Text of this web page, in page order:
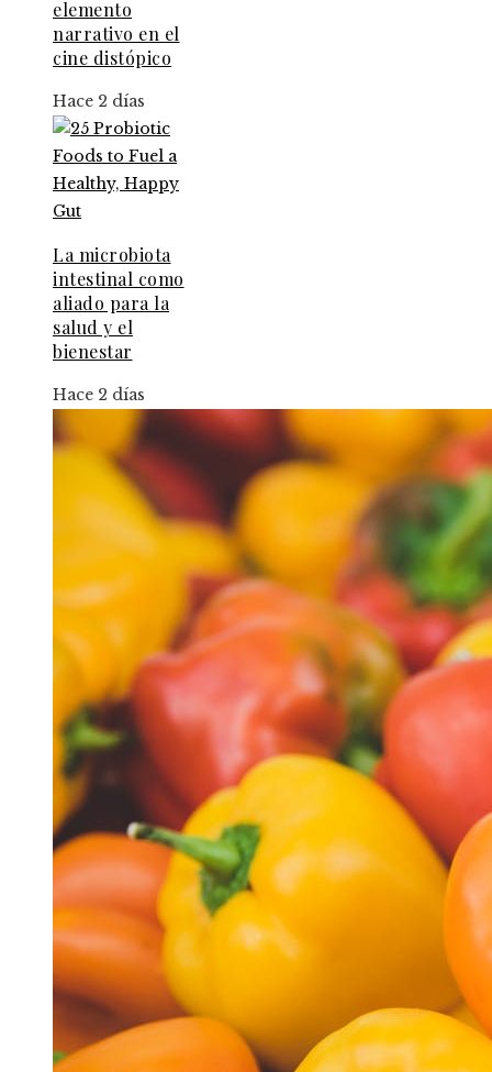
elemento
narrativo en el
cine distópico
Hace 2 días
La microbiota
intestinal como
aliado para la
salud y el
bienestar
Hace 2 días